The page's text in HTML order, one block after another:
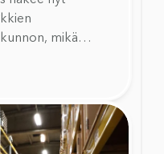
mikä
luotettavasti.